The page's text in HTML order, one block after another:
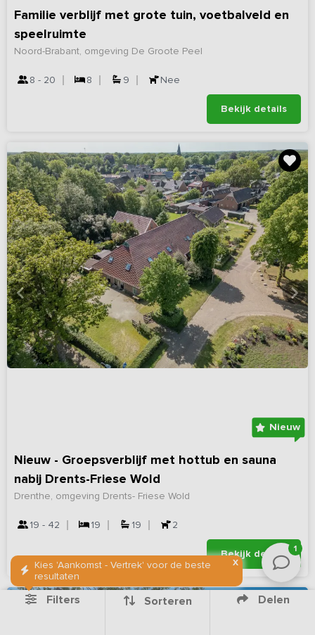
Familie verblijf met grote tuin, voetbalveld en
speelruimte
Noord-Brabant, omgeving De Groote Peel
8 - 20 8 9 Nee
Bekijk details
Nieuw
Nieuw - Groepsverblijf met hottub en sauna
nabij Drents-Friese Wold
Drenthe, omgeving Drents- Friese Wold
19 - 42 19 19 2
Bekijk details
X
Kies 'Aankomst - Vertrek' voor de beste
resultaten
1
Filters Sorteren Delen